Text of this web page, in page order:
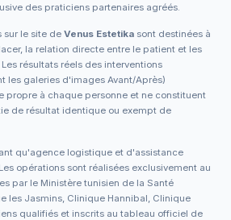
des praticiens partenaires agréés.
sur le site de Venus Estetika sont destinées à
la relation directe entre le patient et les
résultats réels des interventions
les galeries d'images Avant/Après)
propre à chaque personne et ne constituent
de résultat identique ou exempt de
qu'agence logistique et d'assistance
opérations sont réalisées exclusivement au
par le Ministère tunisien de la Santé
les Jasmins, Clinique Hannibal, Clinique
qualifiés et inscrits au tableau officiel de